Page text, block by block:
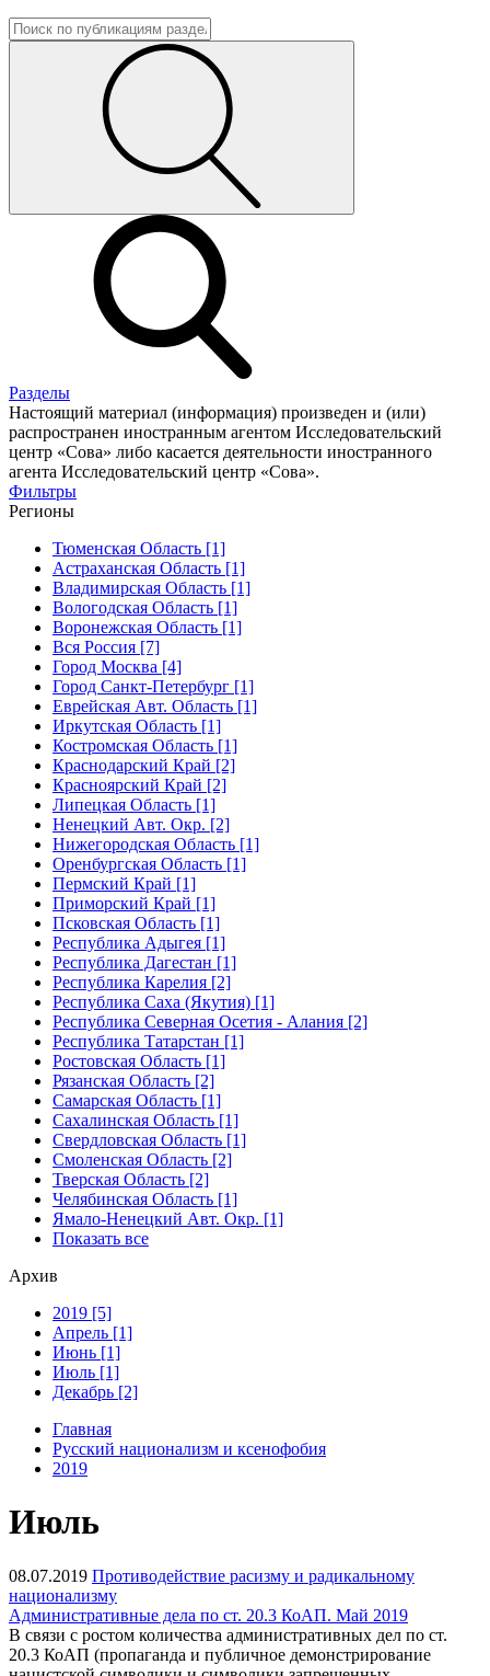
Разделы
Настоящий материал (информация) произведен и (или)
распространен иностранным агентом Исследовательский
центр «Сова» либо касается деятельности иностранного
агента Исследовательский центр «Сова».
Фильтры
Регионы
Тюменская Область [1]
Астраханская Область [1]
Владимирская Область [1]
Вологодская Область [1]
Воронежская Область [1]
Вся Россия [7]
Город Москва [4]
Город Санкт-Петербург [1]
Еврейская Авт. Область [1]
Иркутская Область [1]
Костромская Область [1]
Краснодарский Край [2]
Красноярский Край [2]
Липецкая Область [1]
Ненецкий Авт. Окр. [2]
Нижегородская Область [1]
Оренбургская Область [1]
Пермский Край [1]
Приморский Край [1]
Псковская Область [1]
Республика Адыгея [1]
Республика Дагестан [1]
Республика Карелия [2]
Республика Саха (Якутия) [1]
Республика Северная Осетия - Алания [2]
Республика Татарстан [1]
Ростовская Область [1]
Рязанская Область [2]
Самарская Область [1]
Сахалинская Область [1]
Свердловская Область [1]
Смоленская Область [2]
Тверская Область [2]
Челябинская Область [1]
Ямало-Ненецкий Авт. Окр. [1]
Показать все
Архив
2019 [5]
Апрель [1]
Июнь [1]
Июль [1]
Декабрь [2]
Главная
Русский национализм и ксенофобия
2019
Июль
08.07.2019 Противодействие расизму и радикальному
национализму
Административные дела по ст. 20.3 КоАП. Май 2019
В связи с ростом количества административных дел по ст.
20.3 КоАП (пропаганда и публичное демонстрирование